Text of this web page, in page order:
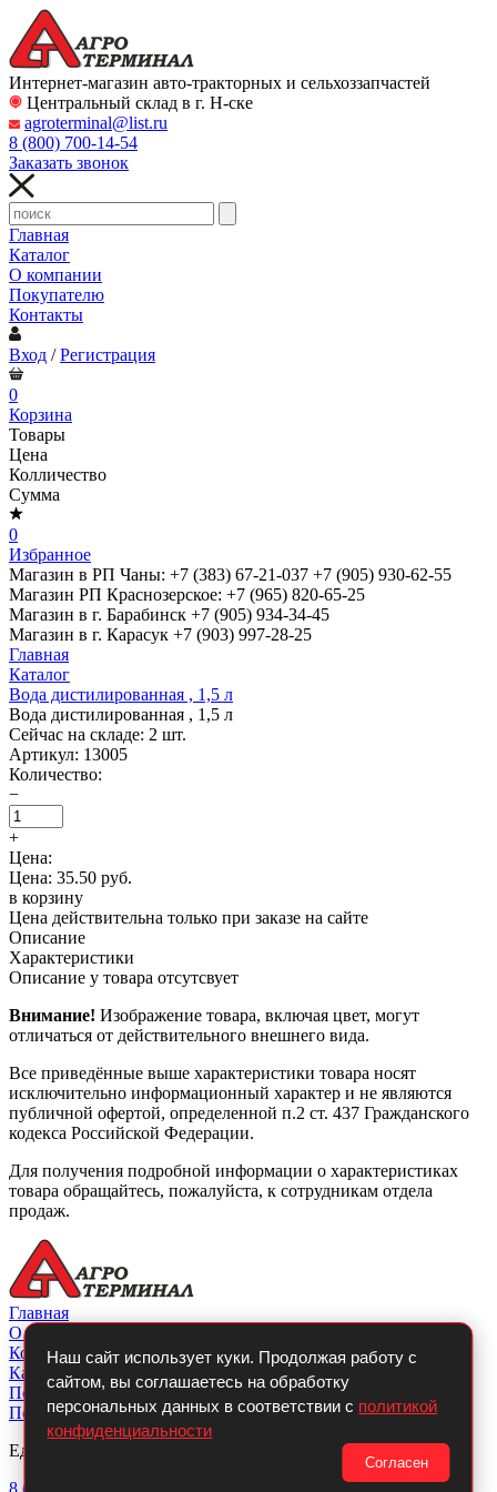
Интернет-магазин авто-тракторных и сельхоззапчастей
Центральный склад в г. Н-ске
agroterminal@list.ru
8 (800) 700-14-54
Заказать звонок
Главная
Каталог
О компании
Покупателю
Контакты
Вход /Регистрация
0
Корзина
Товары
Цена
Колличество
Сумма
0
Избранное
Магазин в РП Чаны: +7 (383) 67-21-037 +7 (905) 930-62-55
Магазин РП Краснозерское: +7 (965) 820-65-25
Магазин в г. Барабинск +7 (905) 934-34-45
Магазин в г. Карасук +7 (903) 997-28-25
Главная
Каталог
Вода дистилированная , 1,5 л
Вода дистилированная , 1,5 л
Сейчас на складе: 2 шт.
Артикул: 13005
Количество:
−
+
Цена:
Цена: 35.50 руб.
в корзину
Цена действительна только при заказе на сайте
Описание
Характеристики
Описание у товара отсутсвует
Внимание! Изображение товара, включая цвет, могут
отличаться от действительного внешнего вида.
Все приведённые выше характеристики товара носят
исключительно информационный характер и не являются
публичной офертой, определенной п.2 ст. 437 Гражданского
кодекса Российской Федерации.
Для получения подробной информации о характеристиках
товара обращайтесь, пожалуйста, к сотрудникам отдела
продаж.
Наш сайт использует куки. Продолжая работу с
сайтом, вы соглашаетесь на обработку
персональных данных в соответствии с политикой
конфиденциальности
Согласен
Главная
О компании
Контакты
Каталог
Покупателю
Политикой конфиденциальности
Единый телефон:
8 (800)